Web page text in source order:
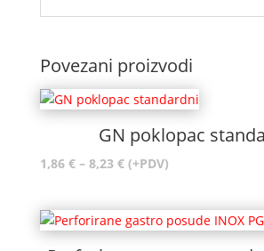
Povezani proizvodi
GN poklopac
1,86 € – 8,23 €Raspon
1,86 €
(+PDV)